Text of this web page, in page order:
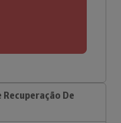
Recuperação De